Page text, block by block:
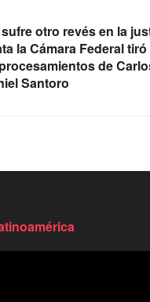
otro revés en la
la Cámara Federal
de
Santoro